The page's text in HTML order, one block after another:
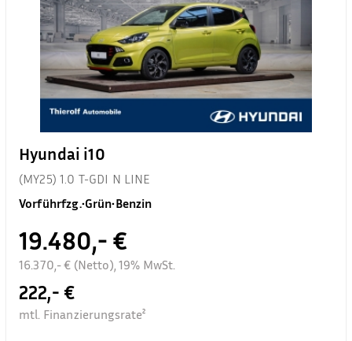
Hyundai i10
(MY25) 1.0 T-GDI N LINE
Vorführfzg.•Grün•Benzin
19.480,- €
16.370,- € (Netto), 19% MwSt.
222,- €
mtl. Finanzierungsrate²